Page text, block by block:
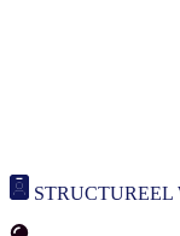
STRUCTUREEL